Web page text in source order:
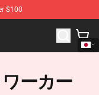
$100
Soldier
ーカー